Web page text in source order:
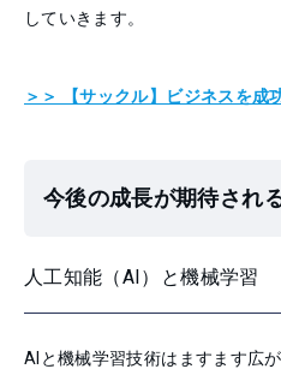
していきます。
＞＞ 【サックル】ビジネスを成
今後の成長が期待され
人工知能（AI）と機械学習
AIと機械学習技術はますます広